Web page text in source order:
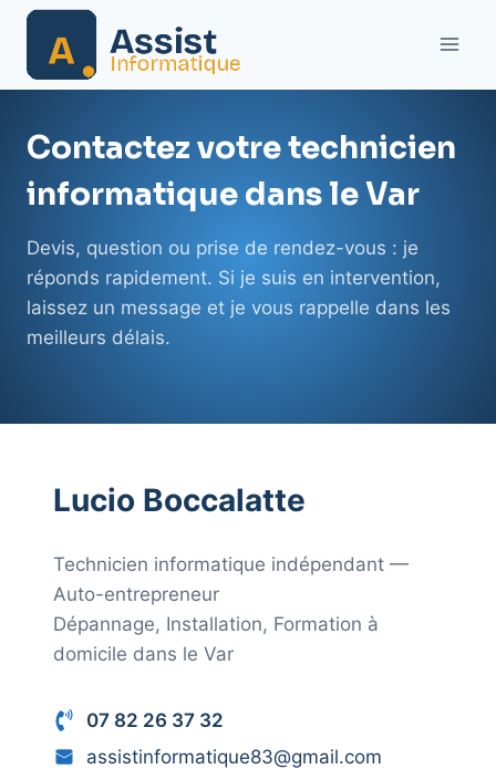
Aller
contenu
Contactez votre technicien
informatique dans le Var
Devis, question ou prise de rendez-vous : je
réponds rapidement. Si je suis en intervention,
laissez un message et je vous rappelle dans les
meilleurs délais.
Lucio Boccalatte
Technicien informatique indépendant —
Auto-entrepreneur
Dépannage, Installation, Formation à
domicile dans le Var
07 82 26 37 32
assistinformatique83@gmail.com